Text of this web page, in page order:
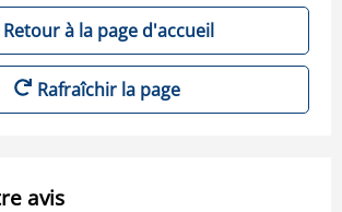
Retour à la page d'accueil
Rafraîchir la page
avis